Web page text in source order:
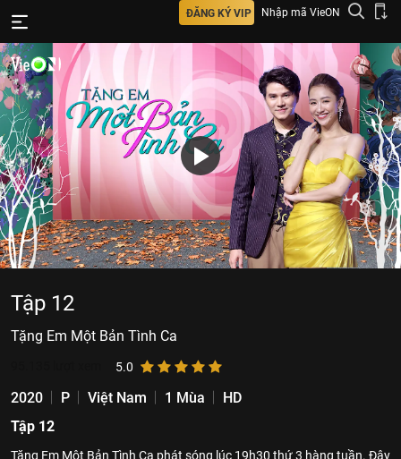
ĐĂNG KÝ VIP Nhập mã VieON
Tập 12
Tặng Em Một Bản Tình Ca
5.0
2020 P Việt Nam 1 Mùa
HD
Tập 12
Tặng Em Một Bản Tình Ca phát sóng lúc 19h30 thứ 3 hàng tuần. Đây